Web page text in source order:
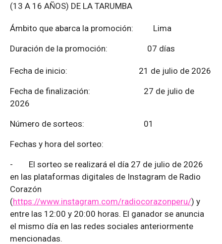
(13 A 16 AÑOS) DE LA TARUMBA
Ámbito que abarca la promoción: Lima
Duración de la promoción: 07 días
Fecha de inicio: 21 de julio de 2026
Fecha de finalización:
27 de julio de
2026
Número de sorteos: 01
Fechas y hora del sorteo:
- El sorteo se realizará el día 27 de julio de 2026
en las plataformas digitales de Instagram de Radio
Corazón
(https://www.instagram.com/radiocorazonperu/) y
entre las 12:00 y 20:00 horas. El ganador se anuncia
el mismo día en las redes sociales anteriormente
mencionadas.